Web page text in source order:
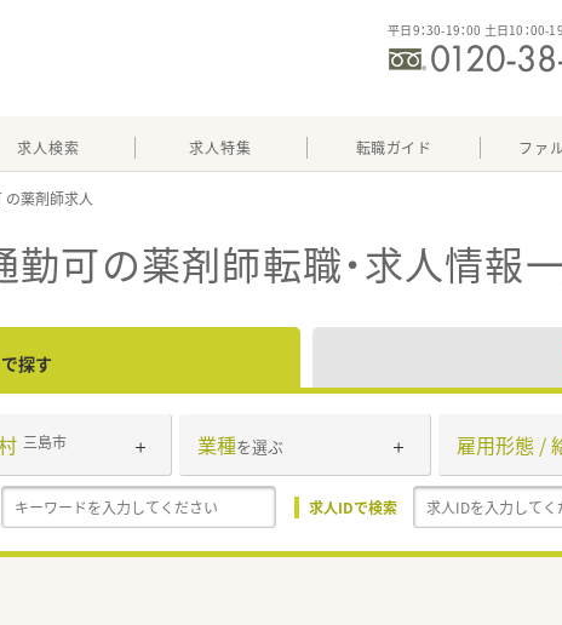
平日9：30-19：00 土日10：00-
求人検索 求人特集 転職ガイド ファ
勤可の薬剤師転職・求人情報
で探す
三島市 業種を選ぶ 雇用形態 /
求人IDで検索